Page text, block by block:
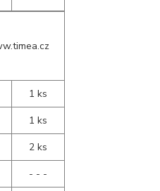
1 ks
1 ks
2 ks
- - -